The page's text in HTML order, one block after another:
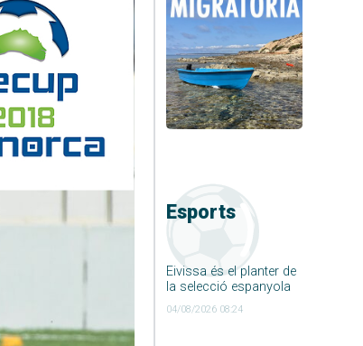
Esports
Eivissa és el planter de
la selecció espanyola
04/08/2026 08:24